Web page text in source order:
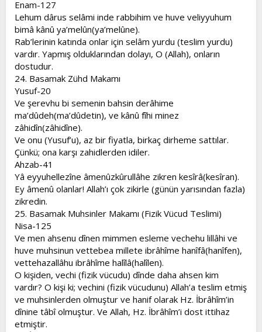
Enam-127
Lehum dârus selâmi inde rabbihim ve huve veliyyuhum
bimâ kânû ya’melûn(ya’melûne).
Rab’lerinin katında onlar için selâm yurdu (teslim yurdu)
vardır. Yapmış olduklarından dolayı, O (Allah), onların
dostudur.
24. Basamak Zühd Makamı
Yusuf-20
Ve şerevhu bi semenin bahsin derâhime
ma’dûdeh(ma’dûdetin), ve kânû fîhi minez
zâhidîn(zâhidîne).
Ve onu (Yusuf’u), az bir fiyatla, birkaç dirheme sattılar.
Çünkü; ona karşı zahidlerden idiler.
Ahzab-41
Yâ eyyuhellezîne âmenûzkûrullâhe zikren kesîrâ(kesîran).
Ey âmenû olanlar! Allah’ı çok zikirle (günün yarısından fazla)
zikredin.
25. Basamak Muhsinler Makamı (Fizik Vücud Teslimi)
Nisa-125
Ve men ahsenu dînen mimmen esleme vechehu lillâhi ve
huve muhsinun vettebea millete ibrâhîme hanîfâ(hanîfen),
vettehazallâhu ibrâhîme halîlâ(halîlen).
O kişiden, vechi (fizik vücudu) dînde daha ahsen kim
vardır? O kişi ki; vechini (fizik vücudunu) Allah’a teslim etmiş
ve muhsinlerden olmuştur ve hanif olarak Hz. İbrâhîm’in
dînine tâbî olmuştur. Ve Allah, Hz. İbrâhîm’i dost ittihaz
etmiştir.